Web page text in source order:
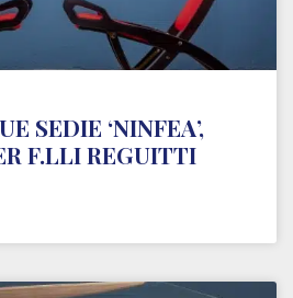
SEDIE ‘NINFEA’,
F.LLI REGUITTI